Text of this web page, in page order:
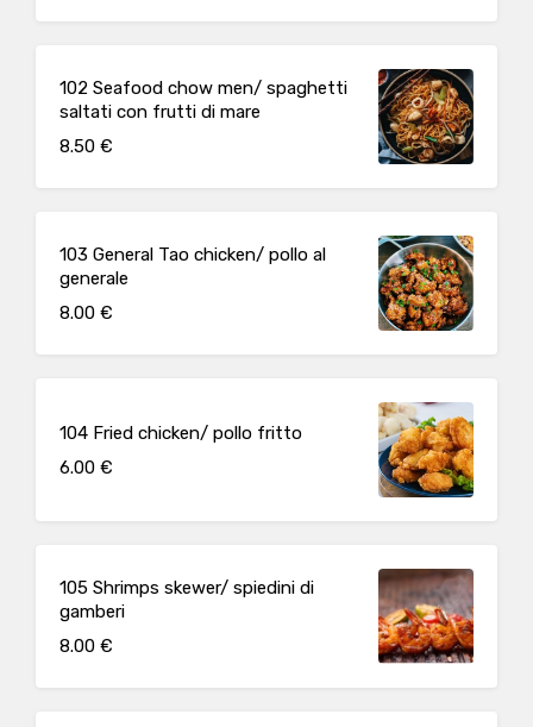
102 Seafood chow men/ spaghetti
saltati con frutti di mare
8.50 €
103 General Tao chicken/ pollo al
generale
8.00 €
104 Fried chicken/ pollo fritto
6.00 €
105 Shrimps skewer/ spiedini di
gamberi
8.00 €